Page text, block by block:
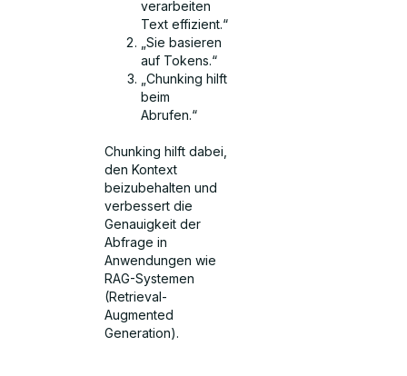
verarbeiten
Text effizient.“
„Sie basieren
auf Tokens.“
„Chunking hilft
beim
Abrufen.“
Chunking hilft dabei,
den Kontext
beizubehalten und
verbessert die
Genauigkeit der
Abfrage in
Anwendungen wie
RAG-Systemen
(Retrieval-
Augmented
Generation).